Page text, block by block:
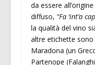
da essere
diffuso, “Fa ‘int’a
la qualità del vino
altre etichette
Maradona (un
Partenope